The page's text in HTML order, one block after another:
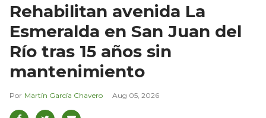
Rehabilitan avenida La
Esmeralda en San Juan del
Río tras 15 años sin
mantenimiento
Martín García Chavero Aug 05, 2026